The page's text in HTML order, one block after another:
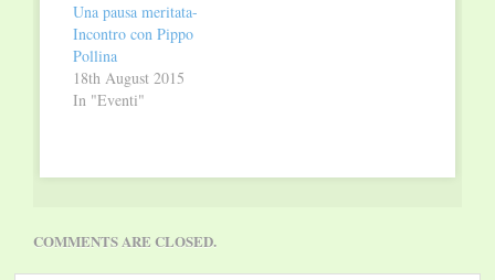
Una pausa meritata-
Incontro con Pippo
Pollina
18th August 2015
In "Eventi"
COMMENTS ARE CLOSED.